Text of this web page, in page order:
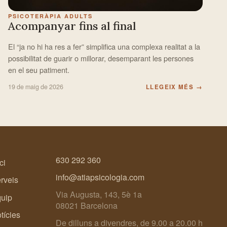
PSICOTERÀPIA ADULTS
Acompanyar fins al final
El “ja no hi ha res a fer” simplifica una complexa realitat a la
possibilitat de guarir o millorar, desemparant les persones
en el seu patiment.
19 de maig de 2026 LLEGEIX MÉS →
630 292 360
info@atiapsicologia.com
Via Augusta, 143, 5è 1a
08021 Barcelona
De dilluns a divendres, de 9.00 a 20.00 h